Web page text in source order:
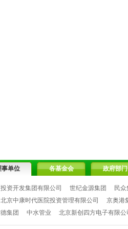
事单位 各基金会 政府部门
资开发集团有限公司 世纪金源集团
民
北京中康时代医院投资管理有限公司
京奥港
集团 中水管业 北京新创四方电子有限公